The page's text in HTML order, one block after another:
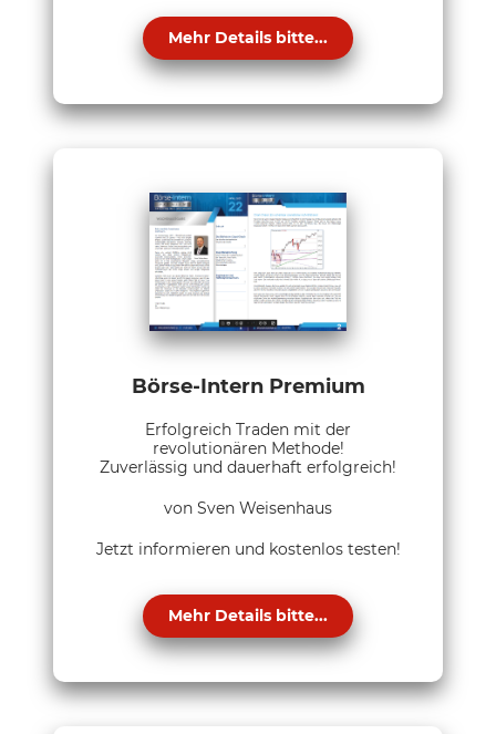
Mehr Details bitte...
Börse-Intern Premium
Erfolgreich Traden mit der
revolutionären Methode!
Zuverlässig und dauerhaft erfolgreich!
von Sven Weisenhaus
Jetzt informieren und kostenlos testen!
Mehr Details bitte...